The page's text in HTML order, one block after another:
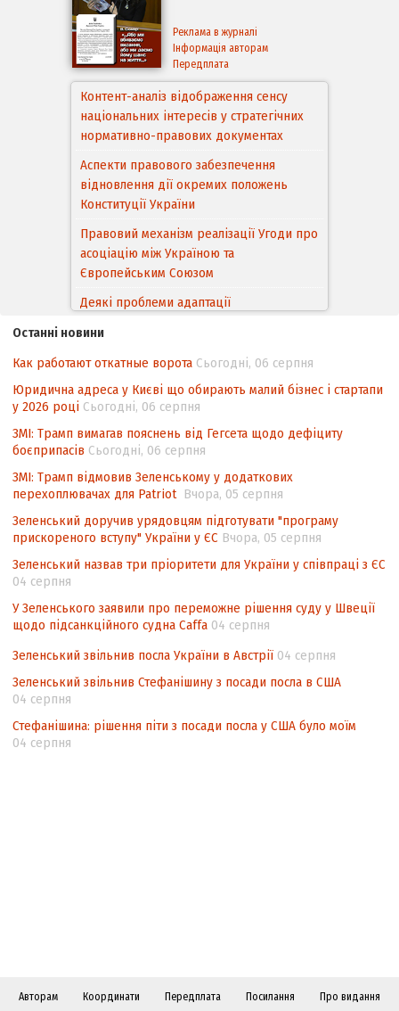
Реклама в журналі
Інформація авторам
Передплата
Контент-аналіз відображення сенсу
національних інтересів у стратегічних
нормативно-правових документах
Аспекти правового забезпечення
відновлення дії окремих положень
Конституції України
Правовий механізм реалізації Угоди про
асоціацію між Україною та
Європейським Cоюзом
Деякі проблеми адаптації
походження товарів відповідно до
Угоди про торговельні аспекти прав
інтелектуальної власності (TRIPS) у
контексті євроінтеграції
Аналіз виборчого законодавства щодо
невизначеності механізму повторного
підрахунку голосів виборців
Інформаційна безпека суспільства
Останні новини
Как работают откатные ворота Сьогодні, 06 серпня
Юридична адреса у Києві що обирають малий бізнес і стартапи
у 2026 році Сьогодні, 06 серпня
ЗМІ: Трамп вимагав пояснень від Гегсета щодо дефіциту
боєприпасів Сьогодні, 06 серпня
ЗМІ: Трамп відмовив Зеленському у додаткових
перехоплювачах для Patriot Вчора, 05 серпня
Зеленський доручив урядовцям підготувати "програму
прискореного вступу" України у ЄС Вчора, 05 серпня
Зеленський назвав три пріоритети для України у співпраці з ЄС
04 серпня
У Зеленського заявили про переможне рішення суду у Швеції
щодо підсанкційного судна Caffa 04 серпня
Зеленський звільнив посла України в Австрії 04 серпня
Зеленський звільнив Стефанішину з посади посла в США
04 серпня
Стефанішина: рішення піти з посади посла у США було моїм
04 серпня
Авторам Координати Передплата Посилання
Про видання